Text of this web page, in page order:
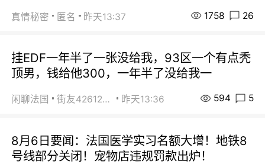
真情秘密 匿名 昨天13:37 1758 26
挂EDF一年半了一张没给我，93区一个有点秃
顶男，钱给他300，一年半了没给我一
闲聊法国 街友42612092 昨天13:36 594 5
8月6日要闻：法国医学实习名额大增！地铁8
号线部分关闭！宠物店违规罚款出炉！